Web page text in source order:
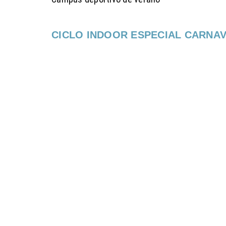
CICLO INDOOR ESPECIAL